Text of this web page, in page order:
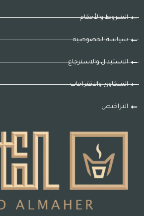
الشروط والأحكام
سياسة الخصوصية
الاستبدال والاسترجاع
الشكاوى والاقتراحات
التراخيص